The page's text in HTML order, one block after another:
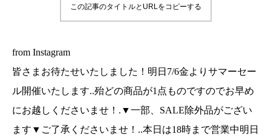
#SALE#2018ss#お買い得
この記事のタイトルとURLをコピーする
from Instagram
皆さまお待たせいたしました！明日7/6金よりサマーセー
ル開催いたします..殆どの商品が1点ものですのでお早め
にお越しくださいませ！.▼一部、SALE除外品がござい
ます▼ご了承くださいませ！..本日は18時まで営業中明日